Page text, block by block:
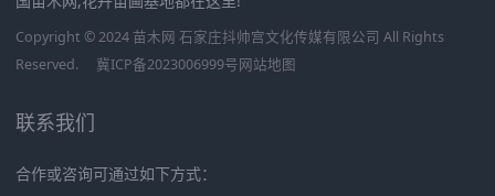
Copyright © 2024 苗木网 石家庄抖帅宫文化传媒有限公司 All Rights
Reserved.
冀ICP备2023006999号网站地图
联系我们
合作或咨询可通过如下方式：